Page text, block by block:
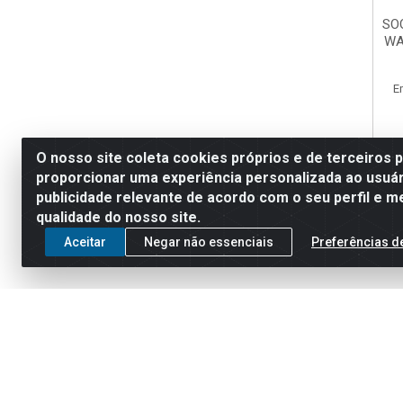
O nosso site coleta cookies próprios e de terceiros
proporcionar uma experiência personalizada ao
publicidade relevante de acordo com o seu perfil e
qualidade do nosso site.
Aceitar Negar não essenciais Preferências